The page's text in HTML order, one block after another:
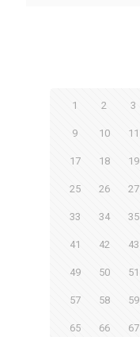
1 2 3
9 10 11
17 18 19
25 26 27
33 34 35
41 42 43
49 50 51
57 58 59
65 66 67